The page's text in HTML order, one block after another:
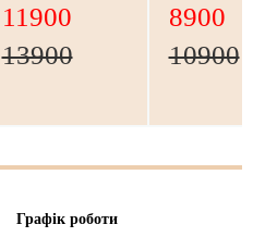
11900
13900
8900
10900
Графік роботи